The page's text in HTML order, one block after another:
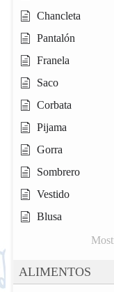
Chancleta
Pantalón
Franela
Saco
Corbata
Pijama
Gorra
Sombrero
Vestido
Blusa
ALIMENTOS